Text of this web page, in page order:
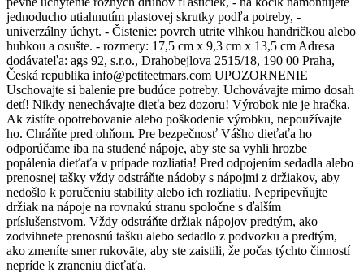
jednoducho utiahnutím plastovej skrutky podľa potreby, -
univerzálny úchyt. - Čistenie: povrch utrite vlhkou handričkou alebo
hubkou a osušte. - rozmery: 17,5 cm x 9,3 cm x 13,5 cm Adresa
dodávateľa: ags 92, s.r.o., Drahobejlova 2515/18, 190 00 Praha,
Česká republika info@petiteetmars.com UPOZORNENIE
Uschovajte si balenie pre budúce potreby. Uchovávajte mimo dosah
detí! Nikdy nenechávajte dieťa bez dozoru! Výrobok nie je hračka.
Ak zistíte opotrebovanie alebo poškodenie výrobku, nepoužívajte
ho. Chráňte pred ohňom. Pre bezpečnosť Vášho dieťaťa ho
odporúčame iba na studené nápoje, aby ste sa vyhli hrozbe
popálenia dieťaťa v prípade rozliatia! Pred odpojením sedadla alebo
prenosnej tašky vždy odstráňte nádoby s nápojmi z držiakov, aby
nedošlo k poručeniu stability alebo ich rozliatiu. Nepripevňujte
držiak na nápoje na rovnakú stranu spoločne s ďalším
príslušenstvom. Vždy odstráňte držiak nápojov predtým, ako
zodvihnete prenosnú tašku alebo sedadlo z podvozku a predtým,
ako zmeníte smer rukoväte, aby ste zaistili, že počas týchto činností
nepríde k zraneniu dieťaťa.